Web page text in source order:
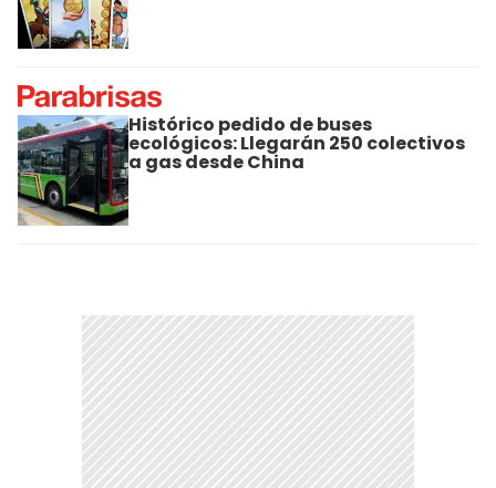
Histórico pedido de buses
ecológicos: Llegarán 250 colectivos
a gas desde China